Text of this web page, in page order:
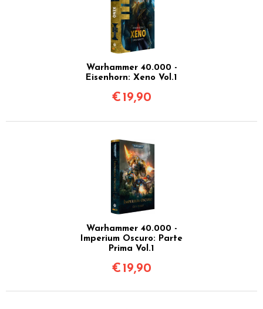
Warhammer 40.000 -
Eisenhorn: Xeno Vol.1
€ 19,90
Warhammer 40.000 -
Imperium Oscuro: Parte
Prima Vol.1
€ 19,90